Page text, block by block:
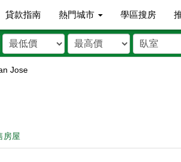
貸款指南 熱門城市 學區搜房
Jose
房屋